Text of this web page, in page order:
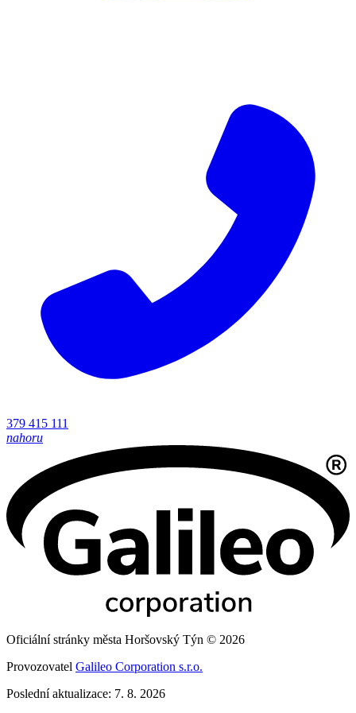
379 415 111
nahoru
Oficiální stránky města Horšovský Týn © 2026
Provozovatel Galileo Corporation s.r.o.
Poslední aktualizace: 7. 8. 2026